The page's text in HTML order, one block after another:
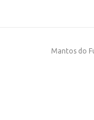
Mantos do